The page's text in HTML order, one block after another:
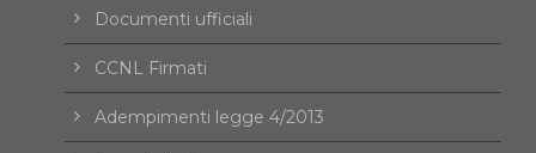
Documenti ufficiali
CCNL Firmati
Adempimenti legge 4/2013